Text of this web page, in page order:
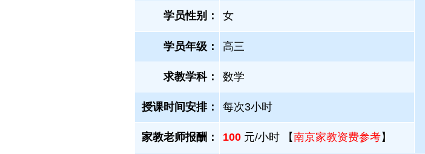
学员性别： 女
学员年级： 高三
求教学科： 数学
授课时间安排： 每次3小时
家教老师报酬： 100 元/小时 【南京家教资费参考】